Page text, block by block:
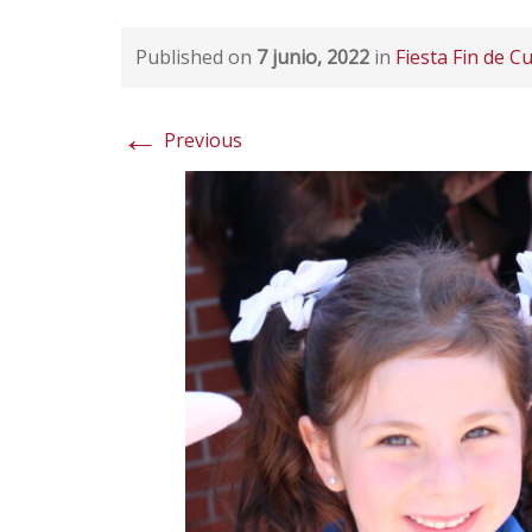
Published on 7 junio, 2022 in Fiesta Fin de
← Previous